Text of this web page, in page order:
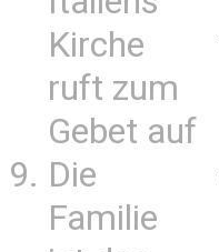
Kirche
ruft zum
Gebet auf
Die
Familie